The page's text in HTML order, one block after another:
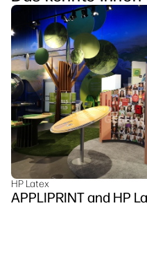
HP Latex
APPLIPRINT and HP